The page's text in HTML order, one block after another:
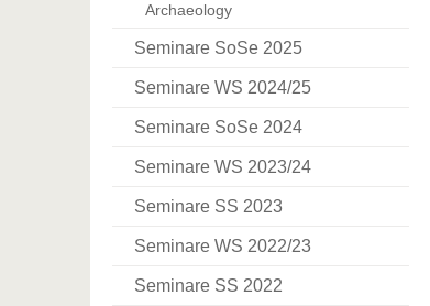
Archaeology
Seminare SoSe 2025
Seminare WS 2024/25
Seminare SoSe 2024
Seminare WS 2023/24
Seminare SS 2023
Seminare WS 2022/23
Seminare SS 2022